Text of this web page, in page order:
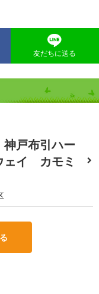
友だちに送る
神戸布引ハー
ェイ カモミ